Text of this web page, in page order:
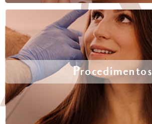
Procedimentos